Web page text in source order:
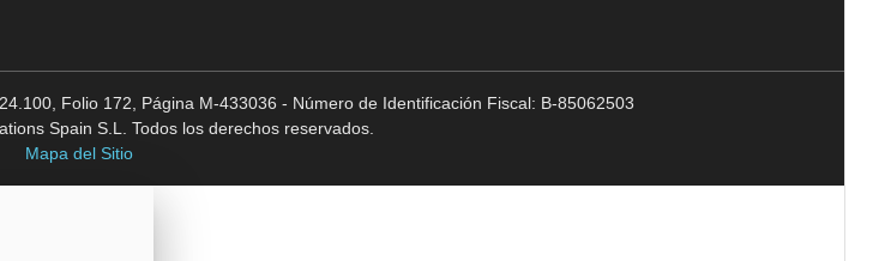
Folio 172, Página M-433036 - Número de Identificación Fiscal: B-85062503
Spain S.L. Todos los derechos reservados.
Mapa del Sitio